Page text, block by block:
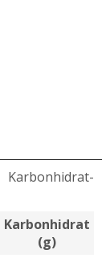
Karbonhidrat
(g)